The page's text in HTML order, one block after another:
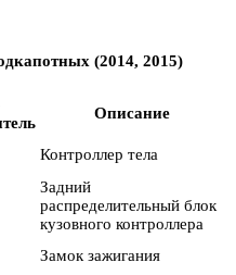
(2014, 2015)
Описание
Контроллер тела
Задний
распределительный блок
кузовного контроллера
Замок зажигания